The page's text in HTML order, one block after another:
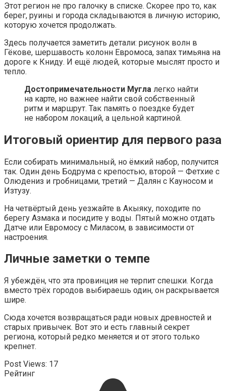
Этот регион не про галочку в списке. Скорее про то, как
берег, руины и города складываются в личную историю,
которую хочется продолжать.
Здесь получается заметить детали: рисунок волн в
Гёкове, шершавость колонн Евромоса, запах тимьяна на
дороге к Книду. И ещё людей, которые мыслят просто и
тепло.
Достопримечательности Мугла легко найти
на карте, но важнее найти свой собственный
ритм и маршрут. Так память о поездке будет
не набором локаций, а цельной картиной.
Итоговый ориентир для первого раза
Если собирать минимальный, но ёмкий набор, получится
так. Один день Бодрума с крепостью, второй — Фетхие с
Олюдениз и гробницами, третий — Далян с Кауносом и
Изтузу.
На четвёртый день уезжайте в Акыяку, походите по
берегу Азмака и посидите у воды. Пятый можно отдать
Датче или Евромосу с Миласом, в зависимости от
настроения.
Личные заметки о темпе
Я убеждён, что эта провинция не терпит спешки. Когда
вместо трёх городов выбираешь один, он раскрывается
шире.
Сюда хочется возвращаться ради новых древностей и
старых привычек. Вот это и есть главный секрет
региона, который редко меняется и от этого только
крепнет.
Post Views: 17
Рейтинг